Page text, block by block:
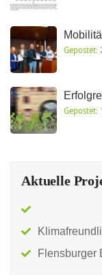
Gepostet:
Gepostet:
Aktuelle
Flensburger